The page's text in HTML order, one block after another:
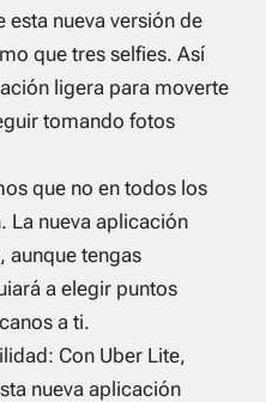
nueva versión de
que tres selfies. Así
ligera para moverte
tomando fotos
que no en todos los
La nueva aplicación
aunque tengas
a elegir puntos
a ti.
Con Uber Lite,
nueva aplicación